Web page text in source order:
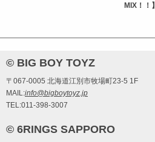
MIX！！】
© BIG BOY TOYZ
〒067-0005 北海道江別市牧場町23-5 1F
MAIL:info@bigboytoyz.jp
TEL:011-398-3007
© 6RINGS SAPPORO